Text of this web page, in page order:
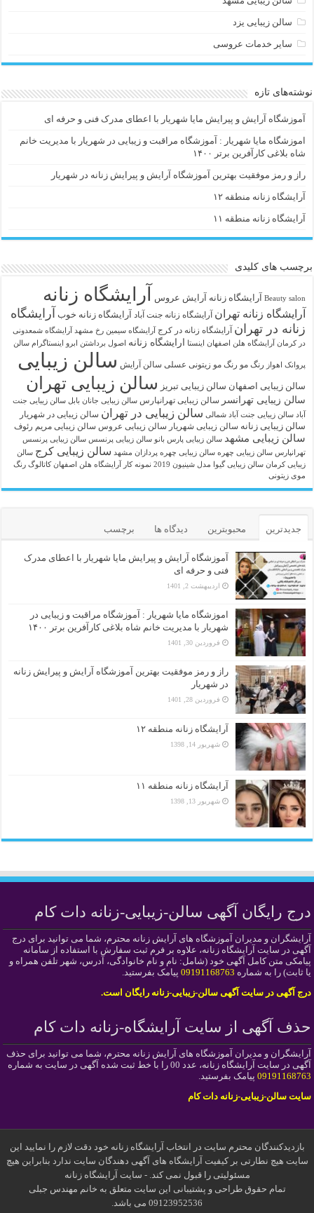
سالن زیبایی یزد
سایر خدمات عروسی
نوشته‌های تازه
آموزشگاه آرایش و پیرایش مایا شهریار با اعطای مدرک فنی و حرفه ای
اموزشگاه مایا شهریار : آموزشگاه مراقبت و زیبایی در شهریار با مدیریت خانم
شاه بلاغی کارآفرین برتر ۱۴۰۰
راز و رمز موفقیت بهترین آموزشگاه آرایش و پیرایش زنانه در شهریار
آرایشگاه زنانه منطقه ۱۲
آرایشگاه زنانه منطقه ۱۱
برچسب های کلیدی
Beauty salon آرايشگاه زنانه آرایش عروس آرایشگاه زنانه
آرایشگاه زنانه تهران آرایشگاه زنانه جنت آباد آرایشگاه زنانه خوب آرایشگاه
زنانه در تهران آرایشگاه زنانه در کرج آرایشگاه سیمین رخ مشهد
آرایشگاه شمعدونی
در کرمان آرایشگاه هلن اصفهان اینستا ارایشگاه زنانه اصول برداشتن ابرو اینستاگرام سالن
پروانک اهواز رنگ مو رنگ مو زیتونی عسلی سالن آرایش سالن زیبایی
سالن زیبایی اصفهان سالن زیبایی تبریز سالن زیبایی تهران
سالن زیبایی تهرانسر سالن زیبایی تهرانپارس سالن زیبایی جانان بابل سالن زیبایی جنت
آباد سالن زیبایی جنت آباد شمالی سالن زیبایی در تهران سالن زیبایی در شهریار
سالن زیبایی زنانه سالن زیبایی شهریار سالن زیبایی عروس سالن زیبایی مریم رئوف
سالن زیبایی مشهد سالن زیبایی پارس بانو سالن زیبایی پرنسس سالن زیبایی پرنسس
تهرانپارس سالن زیبایی چهره سالن زیبایی چهره پردازان مشهد سالن زیبایی کرج سالن
زیبایی کرمان سالن زیبایی گیوا مدل شینیون 2019 نمونه کار آرایشگاه هلن اصفهان کاتالوگ رنگ
موی زیتونی
جدیدترین محبوبترین دیدگاه ها برچسب
آموزشگاه آرایش و پیرایش مایا شهریار با اعطای مدرک
فنی و حرفه ای
اردیبهشت 2, 1401
اموزشگاه مایا شهریار : آموزشگاه مراقبت و زیبایی در
شهریار با مدیریت خانم شاه بلاغی کارآفرین برتر ۱۴۰۰
فروردین 30, 1401
راز و رمز موفقیت بهترین آموزشگاه آرایش و پیرایش زنانه
در شهریار
فروردین 28, 1401
آرایشگاه زنانه منطقه ۱۲
شهریور 14, 1398
آرایشگاه زنانه منطقه ۱۱
شهریور 13, 1398
درج رایگان آگهی سالن-زیبایی-زنانه دات کام
آرایشگران و مدیران آموزشگاه های آرایش زنانه محترم، شما می توانید برای درج
آگهی در سایت آرایشگاه زنانه، علاوه بر فرم ثبت سفارش با استفاده از سامانه
پیامکی متن کامل آگهی خود (شامل: نام و نام خانوادگی، آدرس، شهر تلفن همراه و
یا ثابت) را به شماره 09191168763 پیامک بفرستید.
درج آگهی در سایت آگهی سالن-زیبایی-زنانه رایگان است.
حذف آگهی از سایت آرایشگاه-زنانه دات کام
آرایشگران و مدیران آموزشگاه های آرایش زنانه محترم، شما می توانید برای حذف
آگهی در سایت آرایشگاه زنانه، عدد 00 را با خط ثبت شده آگهی در سایت به شماره
09191168763 پیامک بفرستید.
سایت سالن-زیبایی-زنانه دات کام
بازدیدکنندگان محترم سایت در انتخاب آرایشگاه زنانه خود دقت لازم را نمایید این
سایت هیچ نطارتی بر کیفیت آرایشگاه های آگهی دهندگان سایت ندارد بنابراین هیچ
مسئولیتی را قبول نمی کند. - سایت آرایشگاه زنانه
تمام حقوق طراحی و پشتیبانی این سایت متعلق به خانم مهندس جبلی
09123952536 می باشد.